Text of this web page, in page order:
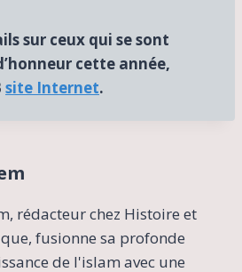
sur ceux qui se sont
cette année,
site Internet.
rédacteur chez Histoire et
fusionne sa profonde
de l'islam avec une